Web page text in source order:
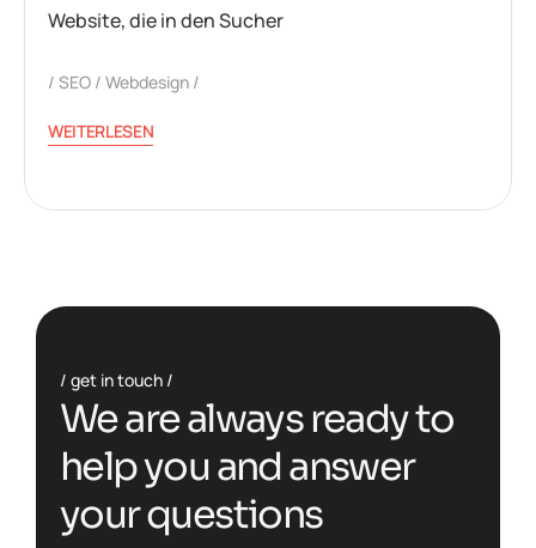
Website, die in den Sucher
SEO Webdesign
WEITERLESEN
get in touch
We are always ready to
help you and answer
your questions